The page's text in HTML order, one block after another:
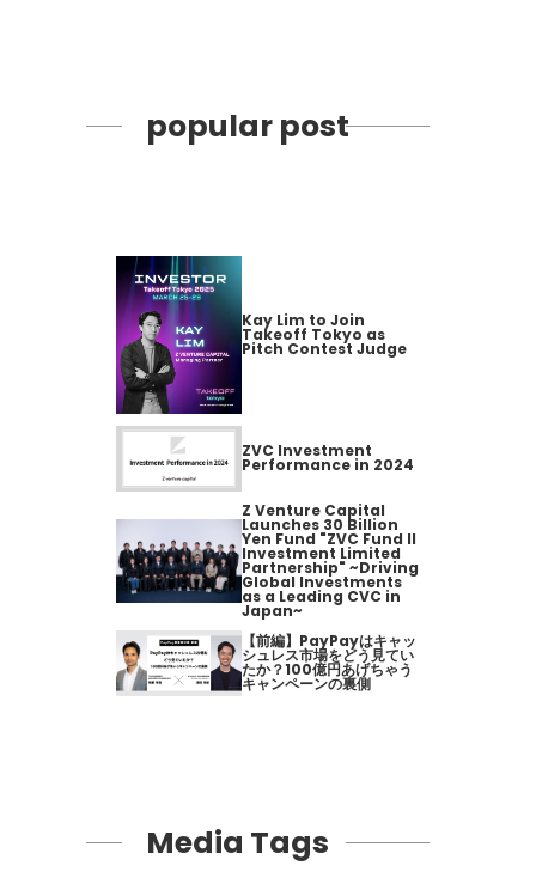
popular post
Kay Lim to Join
Takeoff Tokyo as
Pitch Contest Judge
ZVC Investment
Performance in 2024
Z Venture Capital
Launches 30 Billion
Yen Fund "ZVC Fund II
Investment Limited
Partnership" ~Driving
Global Investments
as a Leading CVC in
Japan~
【前編】PayPayはキャッ
シュレス市場をどう見てい
たか？100億円あげちゃう
キャンペーンの裏側
Media Tags